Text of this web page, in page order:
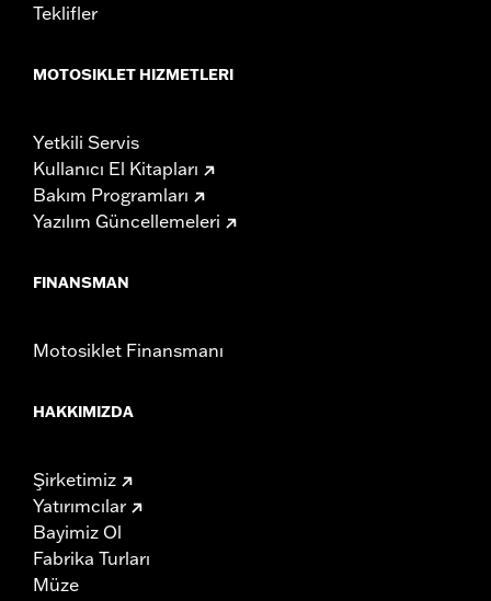
Teklifler
MOTOSIKLET HIZMETLERI
Yetkili Servis
Kullanıcı El Kitapları
Bakım Programları
Yazılım Güncellemeleri
FINANSMAN
Motosiklet Finansmanı
HAKKIMIZDA
Şirketimiz
Yatırımcılar
Bayimiz Ol
Fabrika Turları
Müze